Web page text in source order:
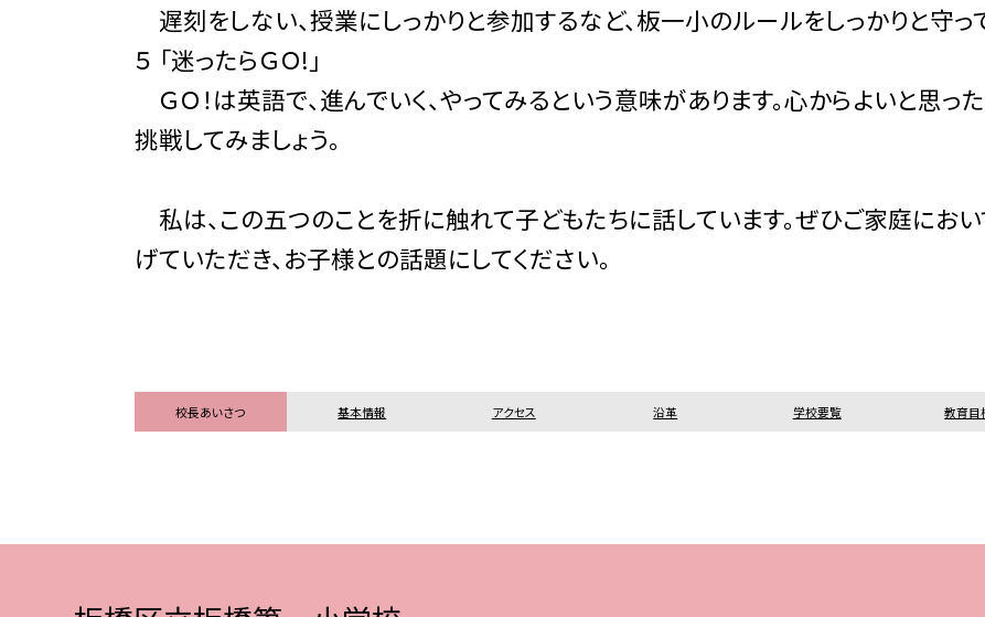
遅刻をしない、授業にしっかりと参加するなど、板一小のルールをしっかりと守っ
５ 「迷ったらＧＯ!」
ＧＯ！は英語で、進んでいく、やってみるという意味があります。心からよいと思っ
挑戦してみましょう。
私は、この五つのことを折に触れて子どもたちに話しています。ぜひご家庭にお
げていただき、お子様との話題にしてください。
校長あいさつ 基本情報 アクセス 沿革 学校要覧 教育目